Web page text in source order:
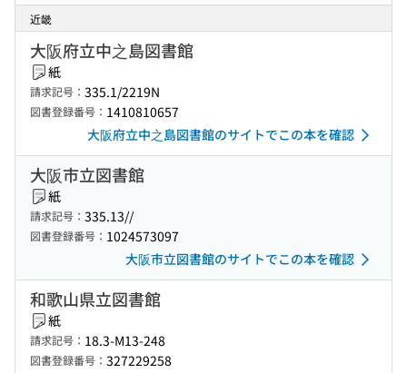
近畿
大阪府立中之島図書館
紙
請求記号： 335.1/2219N
図書登録番号： 1410810657
大阪府立中之島図書館のサイトでこの本を確認
大阪市立図書館
紙
請求記号： 335.13//
図書登録番号： 1024573097
大阪市立図書館のサイトでこの本を確認
和歌山県立図書館
紙
請求記号： 18.3-M13-248
図書登録番号： 327229258